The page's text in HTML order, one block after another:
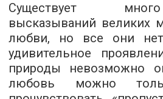
Существует
высказываний великих
любви, но все они
удивительное
природы невозможно
любовь можно